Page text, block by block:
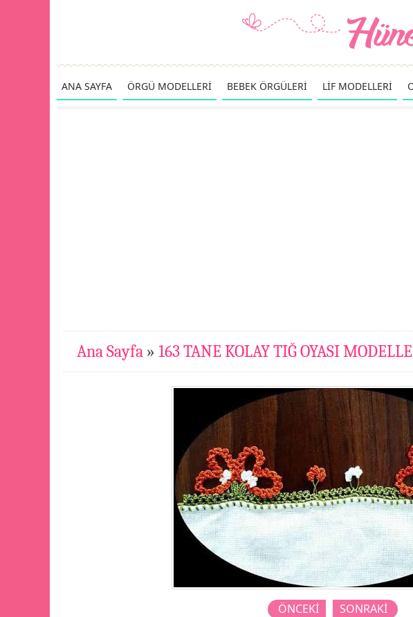
ANA SAYFA ÖRGÜ MODELLERİ BEBEK ÖRGÜLERİ LİF MODELLERİ
Ana Sayfa» 163 TANE KOLAY TIĞ OYASI
ÖNCEKİ
SONRAKİ